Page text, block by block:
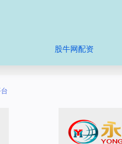
股牛网配资